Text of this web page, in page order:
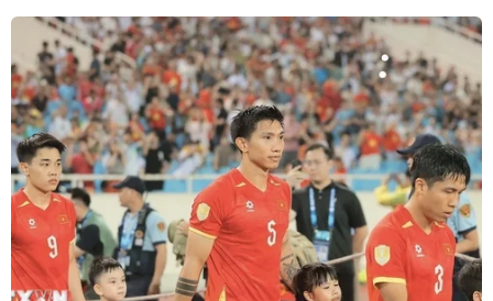
Hà Nội xử phạt chủ tài khoản Facebook
đăng thông tin sai sự thật
04/02/2021 04:59
Thanh tra Sở Thông tin và Truyền thông Hà Nội vừa ban